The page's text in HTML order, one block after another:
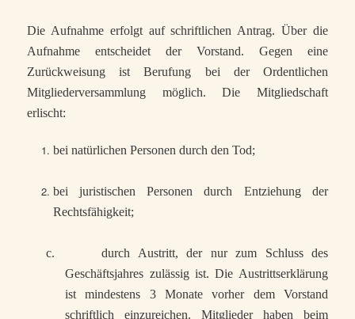
Die Aufnahme erfolgt auf schriftlichen Antrag. Über die
Aufnahme entscheidet der Vorstand. Gegen eine
Zurückweisung ist Berufung bei der Ordentlichen
Mitgliederversammlung möglich. Die Mitgliedschaft
erlischt:
bei natürlichen Personen durch den Tod;
bei juristischen Personen durch Entziehung der
Rechtsfähigkeit;
c.
durch Austritt, der nur zum Schluss des
Geschäftsjahres zulässig ist. Die Austrittserklärung
ist mindestens 3 Monate vorher dem Vorstand
schriftlich einzureichen. Mitglieder haben beim